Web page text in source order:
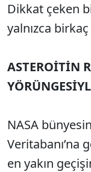
Dikkat çeken
yalnızca
ASTEROİTİN
NASA
Veritabanı’na
en yakın